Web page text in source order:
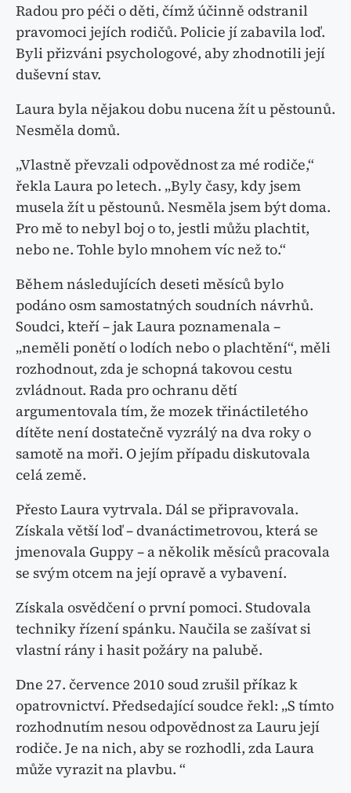
Radou pro péči o děti, čímž účinně odstranil
pravomoci jejích rodičů. Policie jí zabavila loď.
Byli přizváni psychologové, aby zhodnotili její
duševní stav.
Laura byla nějakou dobu nucena žít u pěstounů.
Nesměla domů.
„Vlastně převzali odpovědnost za mé rodiče,“
řekla Laura po letech. „Byly časy, kdy jsem
musela žít u pěstounů. Nesměla jsem být doma.
Pro mě to nebyl boj o to, jestli můžu plachtit,
nebo ne. Tohle bylo mnohem víc než to.“
Během následujících deseti měsíců bylo
podáno osm samostatných soudních návrhů.
Soudci, kteří – jak Laura poznamenala –
„neměli ponětí o lodích nebo o plachtění“, měli
rozhodnout, zda je schopná takovou cestu
zvládnout. Rada pro ochranu dětí
argumentovala tím, že mozek třináctiletého
dítěte není dostatečně vyzrálý na dva roky o
samotě na moři. O jejím případu diskutovala
celá země.
Přesto Laura vytrvala. Dál se připravovala.
Získala větší loď – dvanáctimetrovou, která se
jmenovala Guppy – a několik měsíců pracovala
se svým otcem na její opravě a vybavení.
Získala osvědčení o první pomoci. Studovala
techniky řízení spánku. Naučila se zašívat si
vlastní rány i hasit požáry na palubě.
Dne 27. července 2010 soud zrušil příkaz k
opatrovnictví. Předsedající soudce řekl: „S tímto
rozhodnutím nesou odpovědnost za Lauru její
rodiče. Je na nich, aby se rozhodli, zda Laura
může vyrazit na plavbu. “